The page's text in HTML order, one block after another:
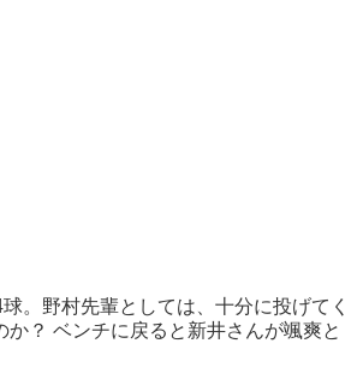
。野村先輩としては、十分に投げてく
か？ ベンチに戻ると新井さんが颯爽と